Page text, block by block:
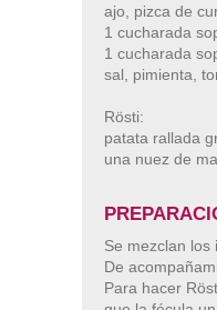
ajo, pizca de
1 cucharada
1 cucharada
sal, pimienta,
Rösti:
patata rallada
una nuez de
Se mezclan los
De
Para hacer